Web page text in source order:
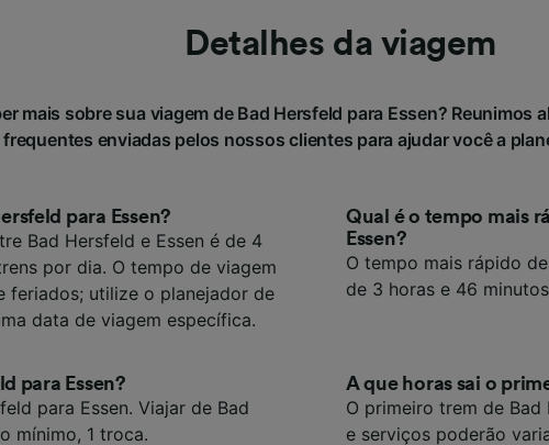
Detalhes da viagem
mais sobre sua viagem de Bad Hersfeld para Essen? Reunimos
frequentes enviadas pelos nossos clientes para ajudar você a
para Essen?
Bad Hersfeld e Essen é de 4
por dia. O tempo de viagem
feriados; utilize o planejador de
data de viagem específica.
Qual é o tempo mais
Essen?
O tempo mais rápido
de 3 horas e 46
para Essen?
para Essen. Viajar de Bad
mínimo, 1 troca.
A que horas sai o
O primeiro trem de Bad
e serviços poderão